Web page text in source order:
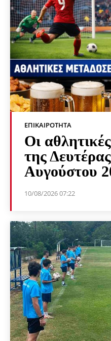
ΕΠΙΚΑΙΡΌΤΗΤΑ
Οι
της
Αυγούστου
10/08/2026 07:22